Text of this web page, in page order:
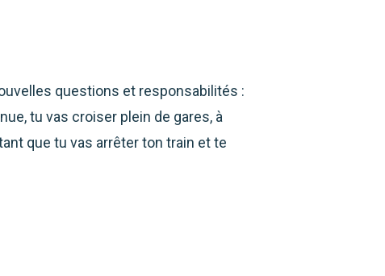
questions et responsabilités :
tu vas croiser plein de gares, à
que tu vas arrêter ton train et te